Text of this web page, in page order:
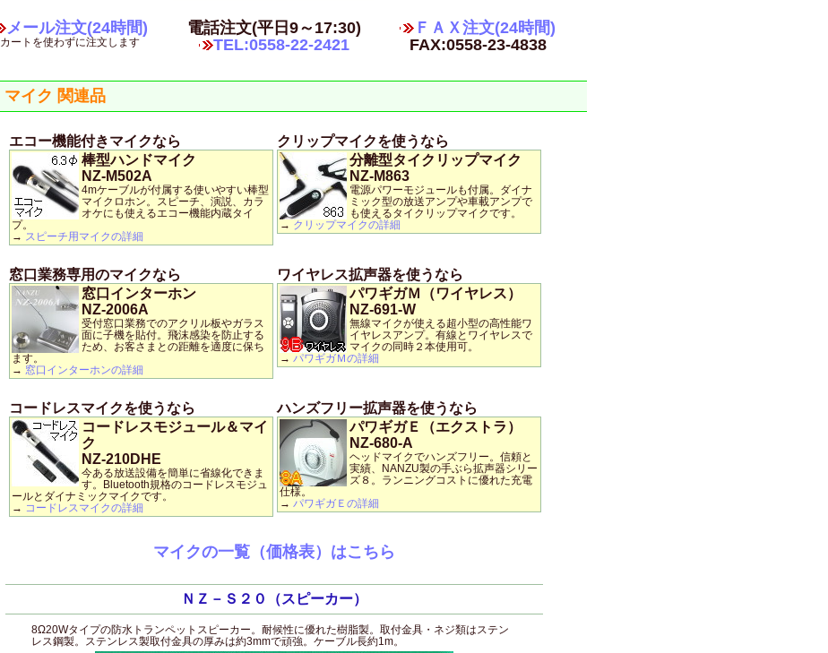
メール注文(24時間)
カートを使わずに注文します
ＦＡＸ注文(24時間)
FAX:0558-23-4838
電話注文(平日9～17:30)
TEL:0558-22-2421
マイク 関連品
エコー機能付きマイクなら
棒型ハンドマイク
NZ-M502A
4mケーブルが付属する使いやすい棒型
マイクロホン。スピーチ、演説、カラ
オケにも使えるエコー機能内蔵タイ
プ。
→ スピーチ用マイクの詳細
クリップマイクを使うなら
分離型タイクリップマイク
NZ-M863
電源パワーモジュールも付属。ダイナ
ミック型の放送アンプや車載アンプで
も使えるタイクリップマイクです。
→ クリップマイクの詳細
窓口業務専用のマイクなら
窓口インターホン
NZ-2006A
受付窓口業務でのアクリル板やガラス
面に子機を貼付。飛沫感染を防止する
ため、お客さまとの距離を適度に保ち
ます。
→ 窓口インターホンの詳細
ワイヤレス拡声器を使うなら
パワギガＭ（ワイヤレス）
NZ-691-W
無線マイクが使える超小型の高性能ワ
イヤレスアンプ。有線とワイヤレスで
マイクの同時２本使用可。
→ パワギガＭの詳細
コードレスマイクを使うなら
コードレスモジュール＆マイ
ク
NZ-210DHE
今ある放送設備を簡単に省線化できま
す。Bluetooth規格のコードレスモジュ
ールとダイナミックマイクです。
→ コードレスマイクの詳細
ハンズフリー拡声器を使うなら
パワギガＥ（エクストラ）
NZ-680-A
ヘッドマイクでハンズフリー。信頼と
実績、NANZU製の手ぶら拡声器シリー
ズ８。ランニングコストに優れた充電
仕様。
→ パワギガＥの詳細
マイクの一覧（価格表）はこちら
ＮＺ－Ｓ２０（スピーカー）
8Ω20Wタイプの防水トランペットスピーカー。耐候性に優れた樹脂製。取付金具・ネジ類はステン
レス鋼製。ステンレス製取付金具の厚みは約3mmで頑強。ケーブル長約1m。